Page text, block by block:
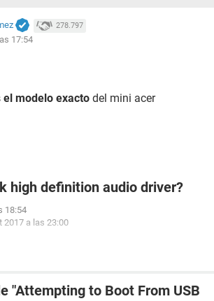
278.797
17:54
el modelo exacto del mini acer
high definition audio driver?
18:54
2017 a las 23:00
"Attempting to Boot From USB